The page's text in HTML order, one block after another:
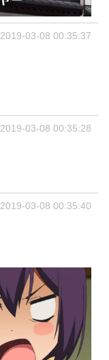
2019-03-08 00:35:37
2019-03-08 00:35:28
2019-03-08 00:35:40